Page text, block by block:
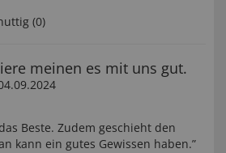
(0)
meinen es mit uns gut.
Beste. Zudem geschieht den
kann ein gutes Gewissen haben.”